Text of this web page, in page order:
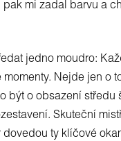
pak mi zadal barvu a
jedno moudro:
momenty. Nejde jen o
být o obsazení středu
Skuteční
dovedou ty klíčové